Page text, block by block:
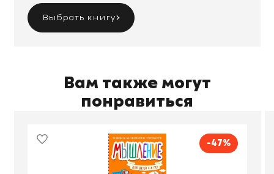
Выбрать книгу
Вам также могут
понравиться
-47%